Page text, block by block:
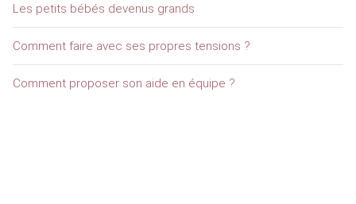
Les petits bébés devenus grands
Comment faire avec ses propres tensions ?
Comment proposer son aide en équipe ?